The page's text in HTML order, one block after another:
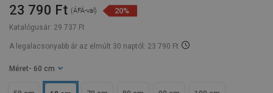
Katalógusár: 29 737 Ft
23 790 Ft (ÁFÁ-val) 20%
A legalacsonyabb ár az elmúlt 30 naptól: 23 790 Ft
Méret - 60 cm